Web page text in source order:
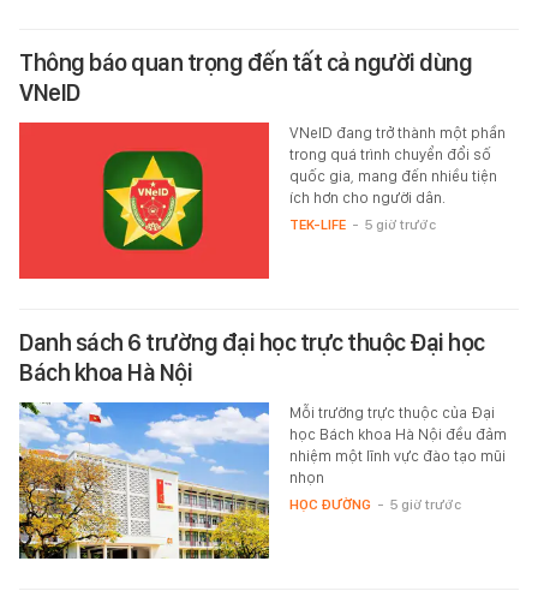
Thông báo quan trọng đến tất cả người dùng
VNeID
VNeID đang trở thành một phần
trong quá trình chuyển đổi số
quốc gia, mang đến nhiều tiện
ích hơn cho người dân.
TEK-LIFE - 5 giờ trước
Danh sách 6 trường đại học trực thuộc Đại học
Bách khoa Hà Nội
Mỗi trường trực thuộc của Đại
học Bách khoa Hà Nội đều đảm
nhiệm một lĩnh vực đào tạo mũi
nhọn
HỌC ĐƯỜNG - 5 giờ trước